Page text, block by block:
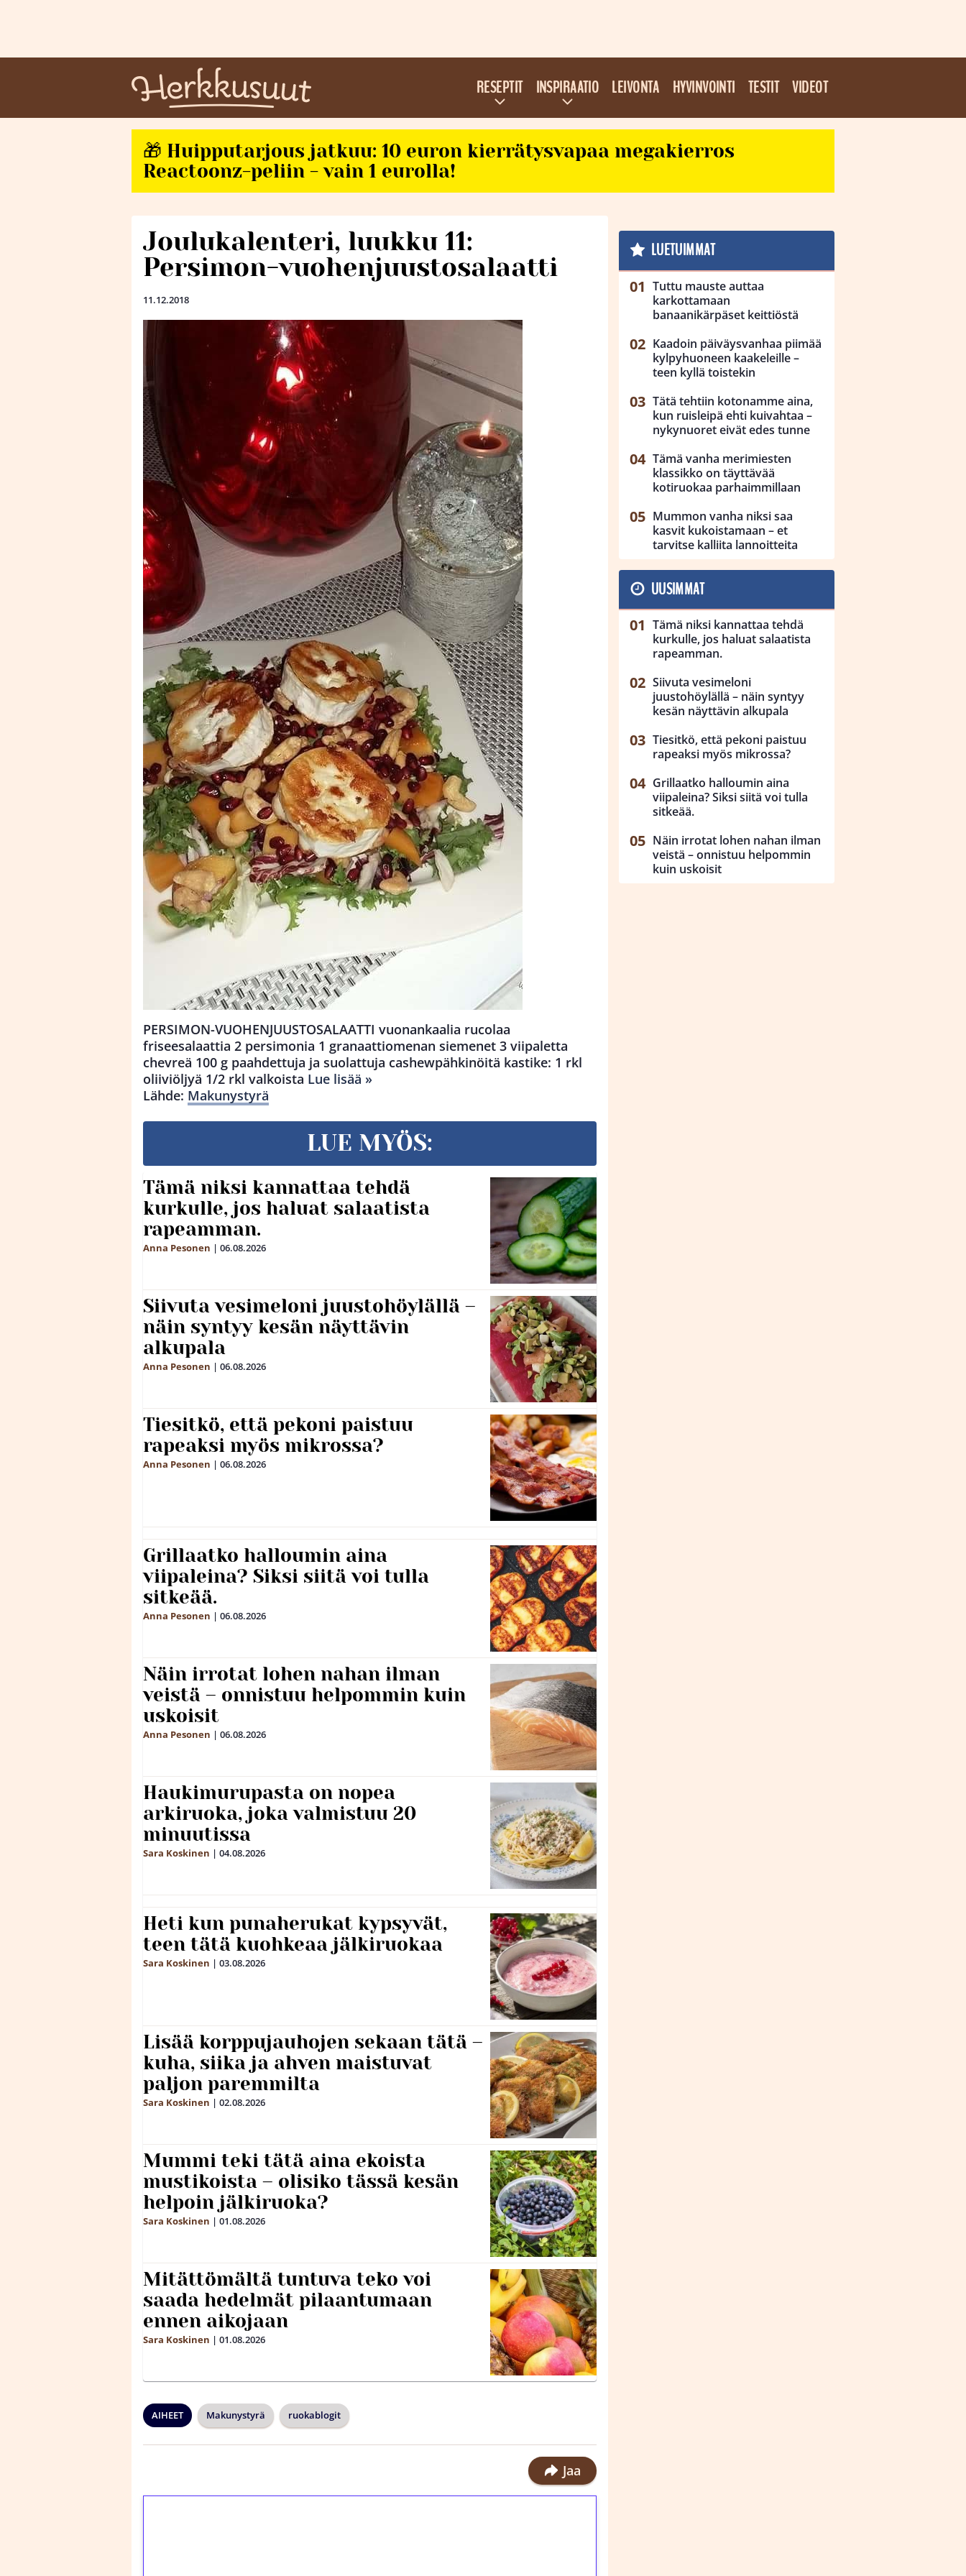
RESEPTIT INSPIRAATIO LEIVONTA HYVINVOINTI TESTIT VIDEOT
🎁 Huipputarjous jatkuu: 10 euron kierrätysvapaa megakierros
Reactoonz-peliin - vain 1 eurolla!
Joulukalenteri, luukku 11:
Persimon-vuohenjuustosalaatti
11.12.2018
PERSIMON-VUOHENJUUSTOSALAATTI vuonankaalia rucolaa
friseesalaattia 2 persimonia 1 granaattiomenan siemenet 3 viipaletta
chevreä 100 g paahdettuja ja suolattuja cashewpähkinöitä kastike: 1 rkl
oliiviöljyä 1/2 rkl valkoista Lue lisää »
Lähde: Makunystyrä
LUE MYÖS:
Tämä niksi kannattaa tehdä
kurkulle, jos haluat salaatista
rapeamman.
Anna Pesonen | 06.08.2026
Siivuta vesimeloni juustohöylällä –
näin syntyy kesän näyttävin
alkupala
Anna Pesonen | 06.08.2026
Tiesitkö, että pekoni paistuu
rapeaksi myös mikrossa?
Anna Pesonen | 06.08.2026
Grillaatko halloumin aina
viipaleina? Siksi siitä voi tulla
sitkeää.
Anna Pesonen | 06.08.2026
Näin irrotat lohen nahan ilman
veistä – onnistuu helpommin kuin
uskoisit
Anna Pesonen | 06.08.2026
Haukimurupasta on nopea
arkiruoka, joka valmistuu 20
minuutissa
Sara Koskinen | 04.08.2026
Heti kun punaherukat kypsyvät,
teen tätä kuohkeaa jälkiruokaa
Sara Koskinen | 03.08.2026
Lisää korppujauhojen sekaan tätä –
kuha, siika ja ahven maistuvat
paljon paremmilta
Sara Koskinen | 02.08.2026
Mummi teki tätä aina ekoista
mustikoista – olisiko tässä kesän
helpoin jälkiruoka?
Sara Koskinen | 01.08.2026
Mitättömältä tuntuva teko voi
saada hedelmät pilaantumaan
ennen aikojaan
Sara Koskinen | 01.08.2026
AIHEET Makunystyrä ruokablogit
Jaa
LUETUIMMAT
Tuttu mauste auttaa
karkottamaan
banaanikärpäset keittiöstä
Kaadoin päiväysvanhaa piimää
kylpyhuoneen kaakeleille –
teen kyllä toistekin
Tätä tehtiin kotonamme aina,
kun ruisleipä ehti kuivahtaa –
nykynuoret eivät edes tunne
Tämä vanha merimiesten
klassikko on täyttävää
kotiruokaa parhaimmillaan
Mummon vanha niksi saa
kasvit kukoistamaan – et
tarvitse kalliita lannoitteita
UUSIMMAT
Tämä niksi kannattaa tehdä
kurkulle, jos haluat salaatista
rapeamman.
Siivuta vesimeloni
juustohöylällä – näin syntyy
kesän näyttävin alkupala
Tiesitkö, että pekoni paistuu
rapeaksi myös mikrossa?
Grillaatko halloumin aina
viipaleina? Siksi siitä voi tulla
sitkeää.
Näin irrotat lohen nahan ilman
veistä – onnistuu helpommin
kuin uskoisit